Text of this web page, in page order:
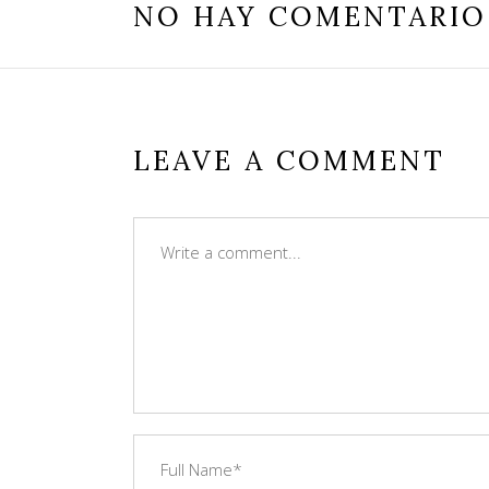
NO HAY
LEAVE A COMMENT